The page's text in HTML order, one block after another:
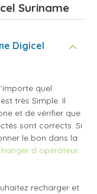
Suriname
Digicel
quel
très Simple. Il
et de vérifier que
sont corrects. Si
le bon dans la
d opérateur.
recharger et